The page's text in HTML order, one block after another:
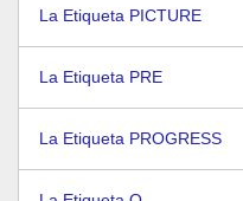
La Etiqueta PICTURE
La Etiqueta PRE
La Etiqueta PROGRESS